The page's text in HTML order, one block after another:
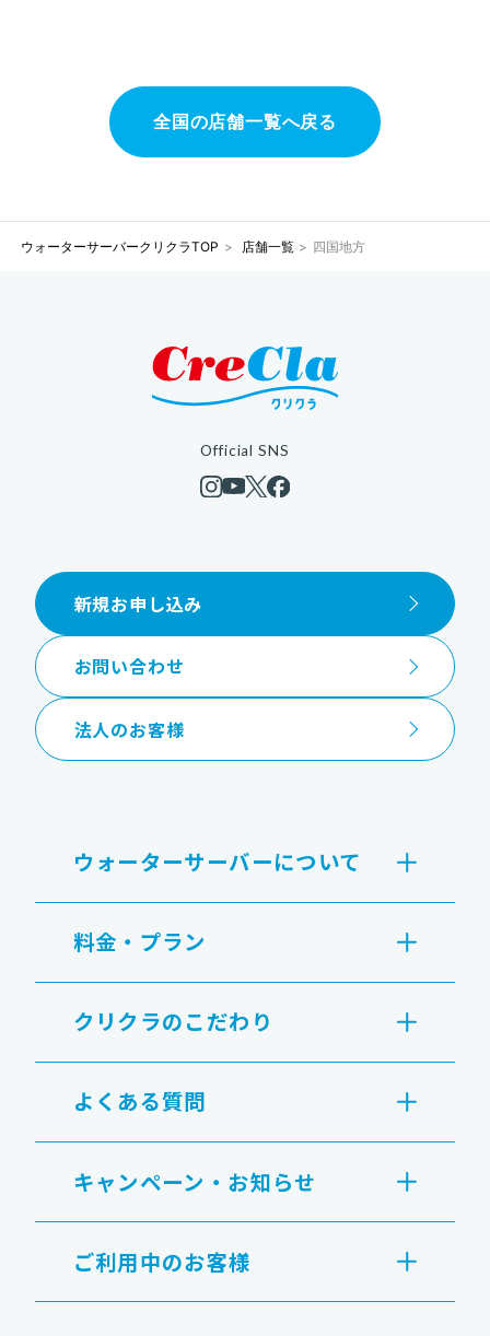
全国の店舗一覧へ戻る
ウォーターサーバークリクラTOP 店舗一覧 四国地方
Official SNS
新規お申し込み
お問い合わせ
法人のお客様
ウォーターサーバーについて
料金・プラン
クリクラのこだわり
よくある質問
キャンペーン・お知らせ
ご利用中のお客様